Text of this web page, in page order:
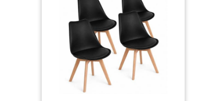
construction en bois massif est naturelle et
fraîche, ce qui témoigne de l'élégance. OCCASION -
Le dossier en rotin et le cadre en bois massif
confèrent aux chaises bois une atmosphère rétro
et champêtre. Dans la salle à manger, la cuisine ou
le salon, elles peuvent facilement apporter une
atmosphère naturelle et ajouter de la vitalité à
l'environnement de la maison. ASSEMBLAGE -
Équipé d'instructions (français non garanti) et
d'outils, facile à assembler.